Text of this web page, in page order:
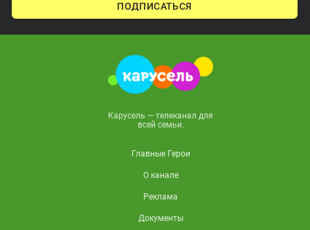
ПОДПИСАТЬСЯ
Карусель — телеканал для
всей семьи.
Главные Герои
О канале
Реклама
Документы